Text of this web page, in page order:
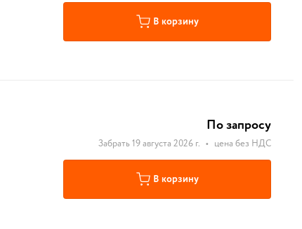
В корзину
По запросу
Забрать 19 августа 2026 г. • цена без НДС
В корзину